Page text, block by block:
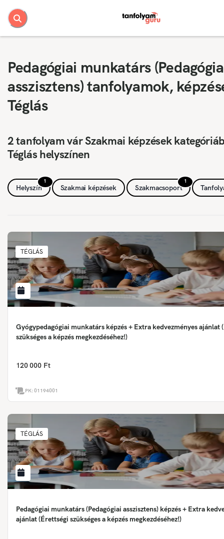
Pedagógiai munkatárs
asszisztens) tanfolyamok,
Téglás
2 tanfolyam vár Szakmai képzések
Téglás helyszínen
1
Helyszín Szakmai képzések
1
Szakmacsoport
TÉGLÁS
Gyógypedagógiai munkatárs képzés + Extra kedvezményes ajánlat
szükséges a képzés megkezdéséhez!)
120 000 Ft
PK:01194001
TÉGLÁS
Pedagógiai munkatárs (Pedagógiai asszisztens) képzés + Extra
ajánlat (Érettségi szükséges a képzés megkezdéséhez!)